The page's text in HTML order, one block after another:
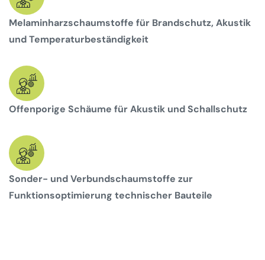
Melaminharzschaumstoffe für Brandschutz, Akustik
und Temperaturbeständigkeit
Offenporige Schäume für Akustik und Schallschutz
Sonder- und Verbundschaumstoffe zur
Funktionsoptimierung technischer Bauteile